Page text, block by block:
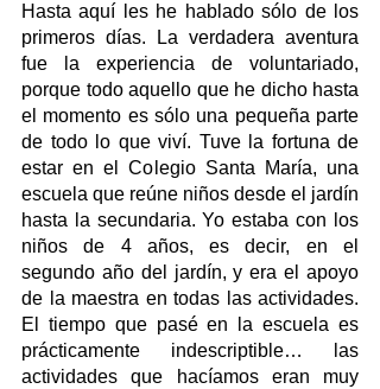
Hasta aquí les he hablado sólo de los
primeros días. La verdadera aventura
fue la experiencia de voluntariado,
porque todo aquello que he dicho hasta
el momento es sólo una pequeña parte
de todo lo que viví. Tuve la fortuna de
estar en el Colegio Santa María, una
escuela que reúne niños desde el jardín
hasta la secundaria. Yo estaba con los
niños de 4 años, es decir, en el
segundo año del jardín, y era el apoyo
de la maestra en todas las actividades.
El tiempo que pasé en la escuela es
prácticamente indescriptible… las
actividades que hacíamos eran muy